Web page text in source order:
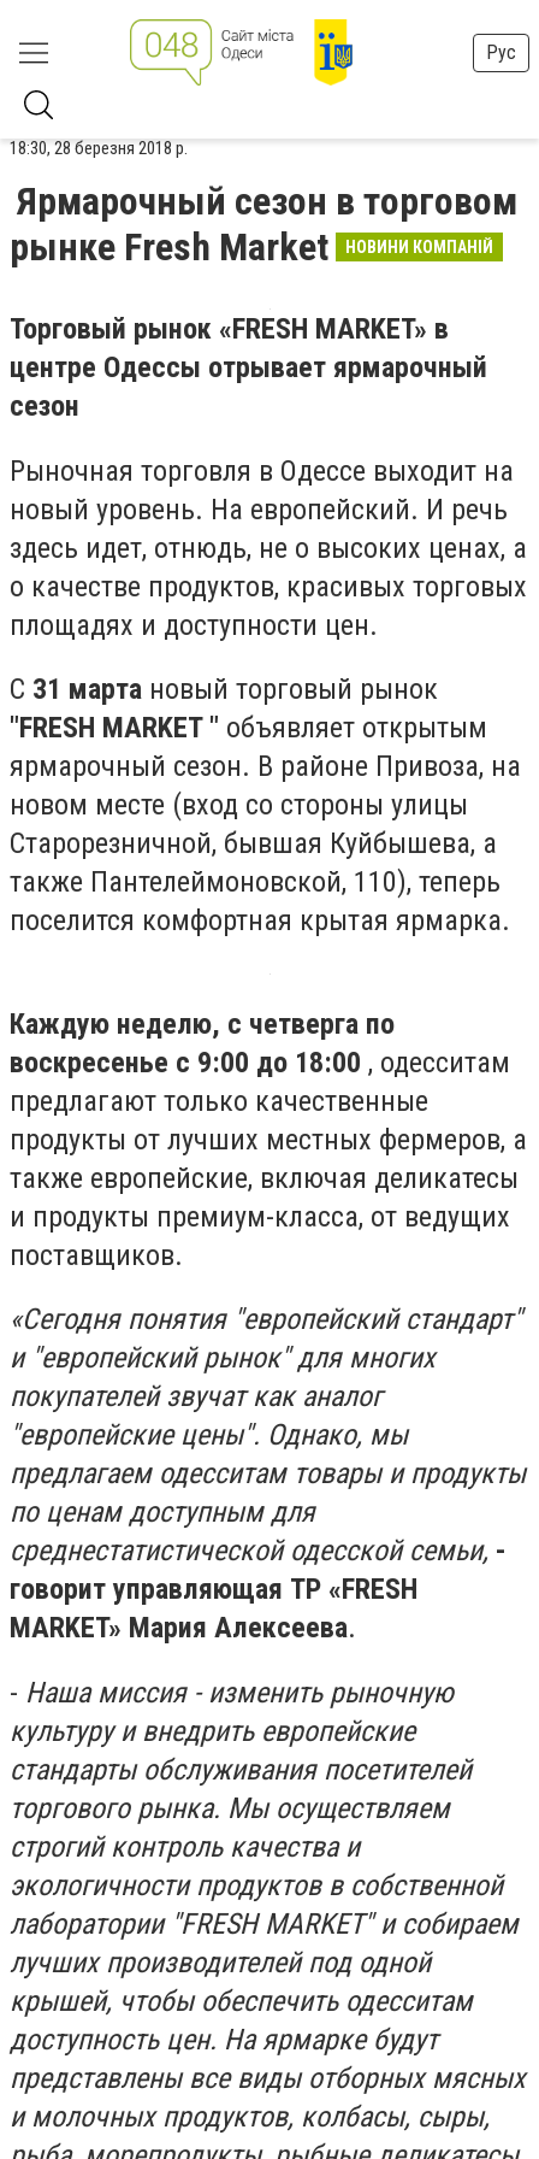
Рус
18:30, 28 березня 2018 р.
Ярмарочный сезон в торговом
рынке Fresh Market
НОВИНИ КОМПАНІЙ
Торговый рынок «FRESH MARKET» в
центре Одессы отрывает ярмарочный
сезон
Рыночная торговля в Одессе выходит на
новый уровень. На европейский. И речь
здесь идет, отнюдь, не о высоких ценах, а
о качестве продуктов, красивых торговых
площадях и доступности цен.
С 31 марта новый торговый рынок
"FRESH MARKET " объявляет открытым
ярмарочный сезон. В районе Привоза, на
новом месте (вход со стороны улицы
Старорезничной, бывшая Куйбышева, а
также Пантелеймоновской, 110), теперь
поселится комфортная крытая ярмарка.
Каждую неделю, с четверга по
воскресенье с 9:00 до 18:00 , одесситам
предлагают только качественные
продукты от лучших местных фермеров, а
также европейские, включая деликатесы
и продукты премиум-класса, от ведущих
поставщиков.
«Сегодня понятия "европейский стандарт"
и "европейский рынок" для многих
покупателей звучат как аналог
"европейские цены". Однако, мы
предлагаем одесситам товары и продукты
по ценам доступным для
среднестатистической одесской семьи, -
говорит управляющая TP «FRESH
MARKET» Мария Алексеева.
- Наша миссия - изменить рыночную
культуру и внедрить европейские
стандарты обслуживания посетителей
торгового рынка. Мы осуществляем
строгий контроль качества и
экологичности продуктов в собственной
лаборатории "FRESH MARKET" и собираем
лучших производителей под одной
крышей, чтобы обеспечить одесситам
доступность цен. На ярмарке будут
представлены все виды отборных мясных
и молочных продуктов, колбасы, сыры,